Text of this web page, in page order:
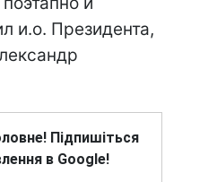
и.о. Президента,
Підпишіться
в Google!